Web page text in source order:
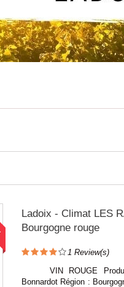
Ladoix - Climat LES
Bourgogne rouge
1 Review(s)
VIN ROUGE
Bonnardot Région :